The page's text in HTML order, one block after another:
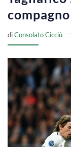
compagno
diConsolato Cicciù